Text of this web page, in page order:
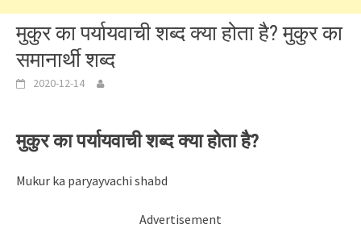
मुकुर का पर्यायवाची शब्द क्या होता है? मुकुर का
समानार्थी शब्द
2020-12-14
मुकुर का पर्यायवाची शब्द क्या होता है?
Mukur ka paryayvachi shabd
Advertisement